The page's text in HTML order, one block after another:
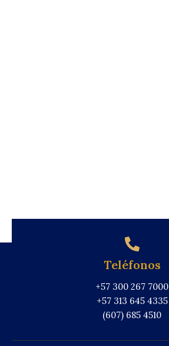
Teléfonos
+57 300 267 7000
+57 313 645 4335
(607) 685 4510